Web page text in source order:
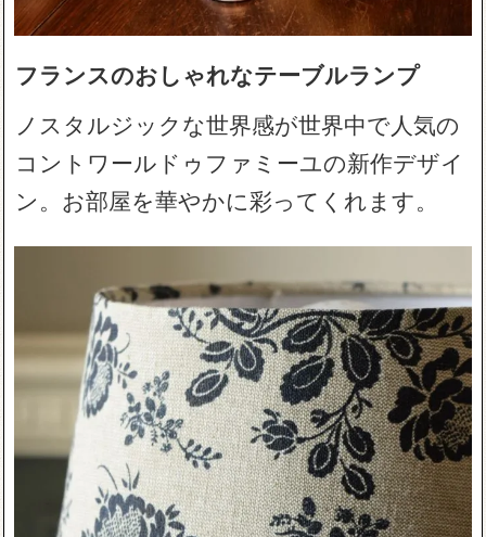
フランスのおしゃれなテーブルランプ
ノスタルジックな世界感が世界中で人気の
コントワールドゥファミーユの新作デザイ
ン。お部屋を華やかに彩ってくれます。